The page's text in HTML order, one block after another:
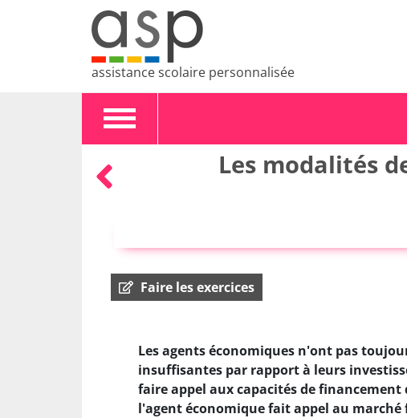
assistance scolaire personnalisée
Toggle
Les modalités
Faire les exercices
Les agents économiques n'ont pas
insuffisantes par rapport à leurs
faire appel aux capacités de
l'agent économique fait appel au